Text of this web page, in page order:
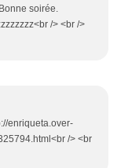
soirée.
/> <br />
enriqueta.over-
/> <br